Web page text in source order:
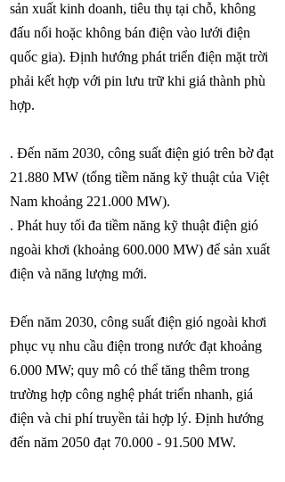
sản xuất kinh doanh, tiêu thụ tại chỗ, không
đấu nối hoặc không bán điện vào lưới điện
quốc gia). Định hướng phát triển điện mặt trời
phải kết hợp với pin lưu trữ khi giá thành phù
hợp.
. Đến năm 2030, công suất điện gió trên bờ đạt
21.880 MW (tổng tiềm năng kỹ thuật của Việt
Nam khoảng 221.000 MW).
. Phát huy tối đa tiềm năng kỹ thuật điện gió
ngoài khơi (khoảng 600.000 MW) để sản xuất
điện và năng lượng mới.
Đến năm 2030, công suất điện gió ngoài khơi
phục vụ nhu cầu điện trong nước đạt khoảng
6.000 MW; quy mô có thể tăng thêm trong
trường hợp công nghệ phát triển nhanh, giá
điện và chi phí truyền tải hợp lý. Định hướng
đến năm 2050 đạt 70.000 - 91.500 MW.